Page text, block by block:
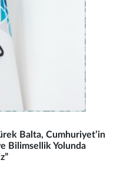
Balta, Cumhuriyet’in
Bilimsellik Yolunda